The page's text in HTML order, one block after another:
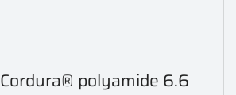
Cordura® polyamide 6.6